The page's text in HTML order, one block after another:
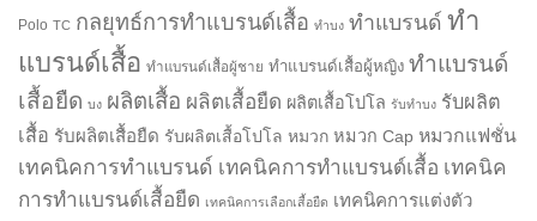
Polo TC กลยุทธ์การทำแบรนด์เสื้อ ทำบง ทำแบรนด์ ทำ
แบรนด์เสื้อ ทำแบรนด์เสื้อผู้ชาย ทำแบรนด์เสื้อผู้หญิง ทำแบรนด์
เสื้อยืด บง ผลิตเสื้อ ผลิตเสื้อยืด ผลิตเสื้อโปโล รับทำบง รับผลิต
เสื้อ รับผลิตเสื้อยืด รับผลิตเสื้อโปโล หมวก หมวก Cap หมวกแฟชั่น
เทคนิคการทำแบรนด์ เทคนิคการทำแบรนด์เสื้อ เทคนิค
การทำแบรนด์เสื้อยืด เทคนิคการเลือกเสื้อยืด เทคนิคการแต่งตัว